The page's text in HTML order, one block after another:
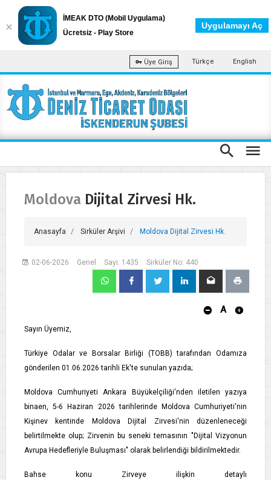
Üye Giriş Türkçe English
Moldova Dijital Zirvesi Hk.
Anasayfa Sirküler Arşivi Moldova Dijital Zirvesi Hk.
02-06-2026 Genel Sayı: 1435 Sirküler No: 440
A
Sayın Üyemiz,
Türkiye Odalar ve Borsalar Birliği (TOBB) tarafından Odamıza
gönderilen 01.06.2026 tarihli Ek'te sunulan yazıda;
Moldova Cumhuriyeti Ankara Büyükelçiliği'nden iletilen yazıya
binaen, 5-6 Haziran 2026 tarihlerinde Moldova Cumhuriyeti'nin
Kişinev kentinde Moldova Dijital Zirvesi'nin düzenleneceği
belirtilmekte olup; Zirvenin bu seneki temasının "Dijital Vizyonun
Avrupa Hedefleriyle Buluşması" olarak belirlendiği bildirilmektedir.
Bahse konu Zirveye ilişkin detaylı
İMEAK DTO (Mobil Uygulama)
Ücretsiz - Play Store
Uygulamayı Aç